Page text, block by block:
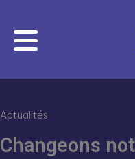
Actualités
Changeons